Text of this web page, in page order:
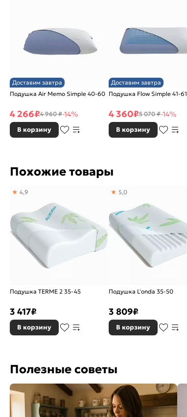
Доставим завтра
Подушка Air Memo Simple 40-60
4 266₽4 960 ₽-14%
В корзину
Доставим завтра
Подушка Flow Simple 41-61
4 360₽5 070 ₽-14%
В корзину
Похожие товары
Подушка TERME 2 35-45
4,9
3 417₽
В корзину
Подушка L'onda 35-50
5,0
3 809₽
В корзину
Полезные советы